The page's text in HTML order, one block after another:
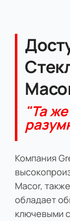
"Та
Компания
Macor,
обладает
ключевыми